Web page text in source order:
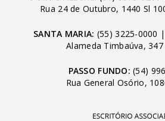
Rua 24 de Outubro, 1440 Sl
SANTA MARIA: (55) 3225-0000 |
Alameda Timbaúva,
PASSO FUNDO: (54)
Rua General Osório,